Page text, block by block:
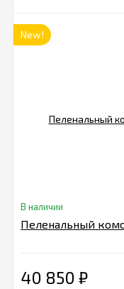
New!
В наличии
Пеленальный
40 850 ₽